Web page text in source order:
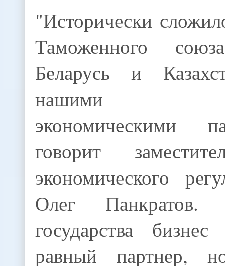
"Исторически
Таможенного
Беларусь и
нашими
экономическими
говорит
экономического
Олег
государства
равный партнер,